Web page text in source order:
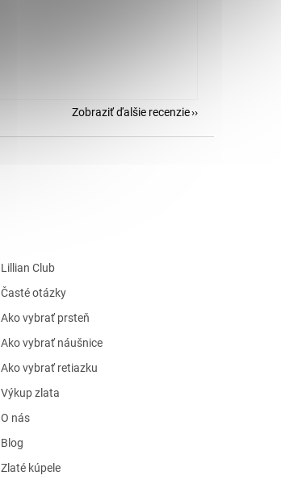
Zobraziť ďalšie recenzie
Lillian Club
Časté otázky
Ako vybrať prsteň
Ako vybrať náušnice
Ako vybrať retiazku
Výkup zlata
O nás
Blog
Zlaté kúpele